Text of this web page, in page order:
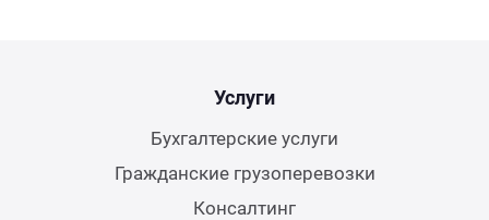
Услуги
Бухгалтерские услуги
Гражданские грузоперевозки
Консалтинг